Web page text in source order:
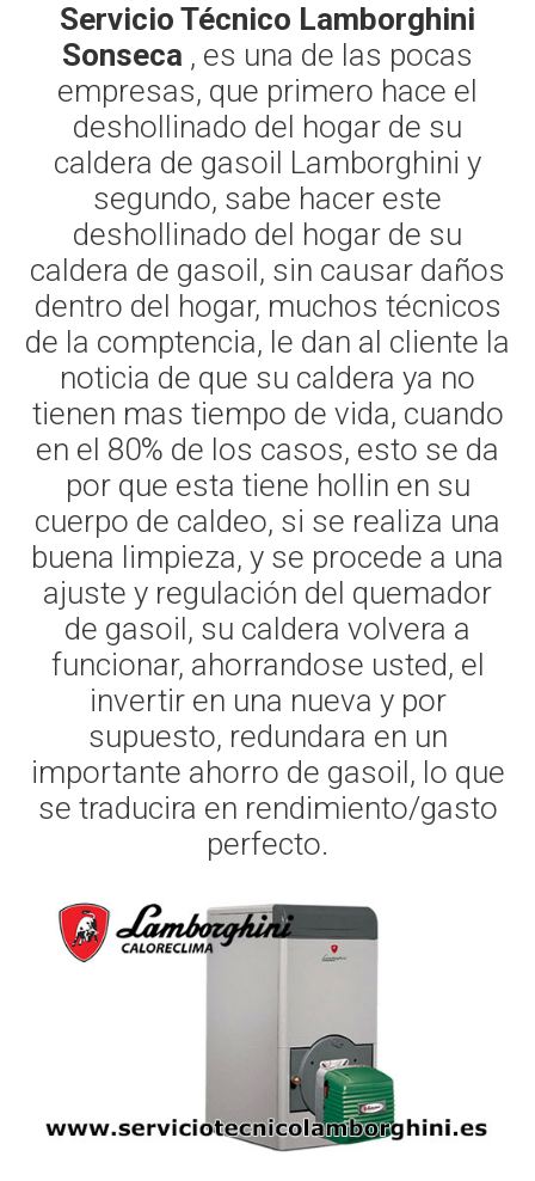
Servicio Técnico Lamborghini
Sonseca , es una de las pocas
empresas, que primero hace el
deshollinado del hogar de su
caldera de gasoil Lamborghini y
segundo, sabe hacer este
deshollinado del hogar de su
caldera de gasoil, sin causar daños
dentro del hogar, muchos técnicos
de la comptencia, le dan al cliente la
noticia de que su caldera ya no
tienen mas tiempo de vida, cuando
en el 80% de los casos, esto se da
por que esta tiene hollin en su
cuerpo de caldeo, si se realiza una
buena limpieza, y se procede a una
ajuste y regulación del quemador
de gasoil, su caldera volvera a
funcionar, ahorrandose usted, el
invertir en una nueva y por
supuesto, redundara en un
importante ahorro de gasoil, lo que
se traducira en rendimiento/gasto
perfecto.